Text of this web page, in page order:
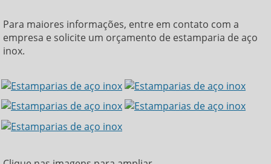
Para maiores informações, entre em contato com a
empresa e solicite um orçamento de estamparia de aço
inox.